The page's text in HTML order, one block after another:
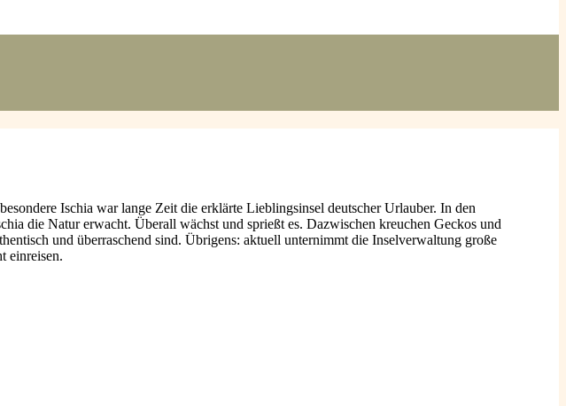
Ischia war lange Zeit die erklärte Lieblingsinsel deutscher Urlauber. In den
die Natur erwacht. Überall wächst und sprießt es. Dazwischen kreuchen Geckos und
und überraschend sind. Übrigens: aktuell unternimmt die Inselverwaltung große
einreisen.